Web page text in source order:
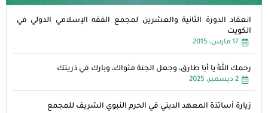
انعقاد الدورة الثانية والعشرين لمجمع الفقه الإسلامي الدولي في
الكويت
17 مارس، 2015
رحمك اللهُ يا أبا طارق، وجعل الجنة مثواك، وبارك في ذريتك
2 ديسمبر، 2025
زيارة أساتذة المعهد الديني في الحرم النبوي الشريف للمجمع